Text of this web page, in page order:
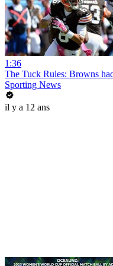
1:36
The Tuck Rules: Browns
Sporting News
il y a 12 ans